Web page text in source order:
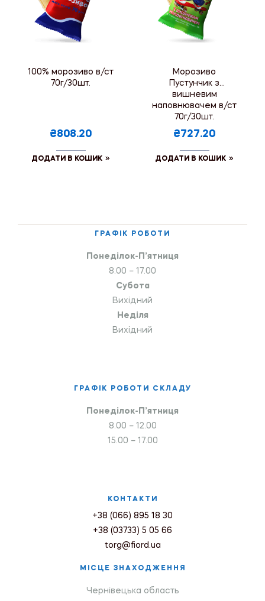
100% морозиво в/ст
70г/30шт.
₴808.20
ДОДАТИ В КОШИК
Морозиво
Пустунчик з
вишневим
наповнювачем в/ст
70г/30шт.
₴727.20
ДОДАТИ В КОШИК
ГРАФІК РОБОТИ
Понеділок-П’ятниця
8.00 – 17.00
Субота
Вихідний
Неділя
Вихідний
ГРАФІК РОБОТИ СКЛАДУ
Понеділок-П’ятниця
8.00 – 12.00
15.00 – 17.00
КОНТАКТИ
+38 (066) 895 18 30
+38 (03733) 5 05 66
torg@fiord.ua
МІСЦЕ ЗНАХОДЖЕННЯ
Чернівецька область